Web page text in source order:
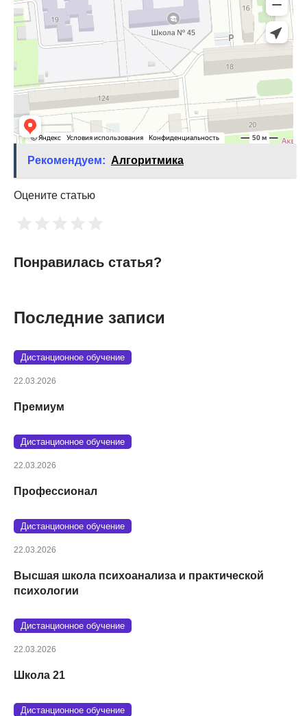
Рекомендуем: Алгоритмика
Оцените статью
Понравилась статья?
Последние записи
Дистанционное обучение
22.03.2026
Премиум
Дистанционное обучение
22.03.2026
Профессионал
Дистанционное обучение
22.03.2026
Высшая школа психоанализа и практической
психологии
Дистанционное обучение
22.03.2026
Школа 21
Дистанционное обучение